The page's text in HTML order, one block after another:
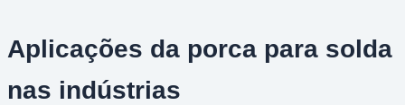
Aplicações da porca para solda
nas indústrias